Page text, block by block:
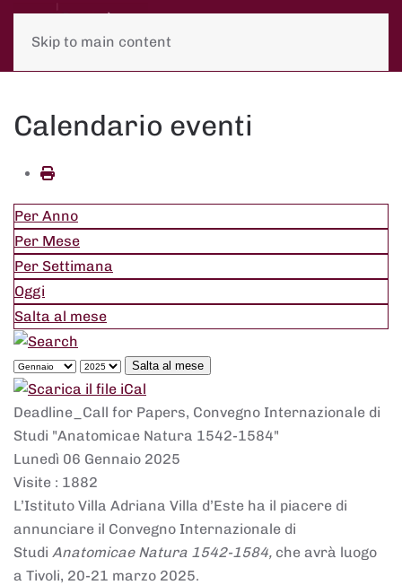
Skip to main content
Calendario eventi
Per Anno
Per Mese
Per Settimana
Oggi
Salta al mese
Salta al mese
Deadline_Call for Papers, Convegno Internazionale di
Studi "Anatomicae Natura 1542-1584"
Lunedì 06 Gennaio 2025
Visite : 1882
L’Istituto Villa Adriana Villa d’Este ha il piacere di
annunciare il Convegno Internazionale di
Studi Anatomicae Natura 1542-1584, che avrà luogo
a Tivoli, 20-21 marzo 2025.